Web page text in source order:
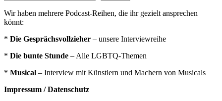
Wir haben mehrere Podcast-Reihen, die ihr gezielt ansprechen
könnt:
* Die Gesprächsvollzieher – unsere Interviewreihe
* Die bunte Stunde – Alle LGBTQ-Themen
* Musical – Interview mit Künstlern und Machern von Musicals
Impressum / Datenschutz